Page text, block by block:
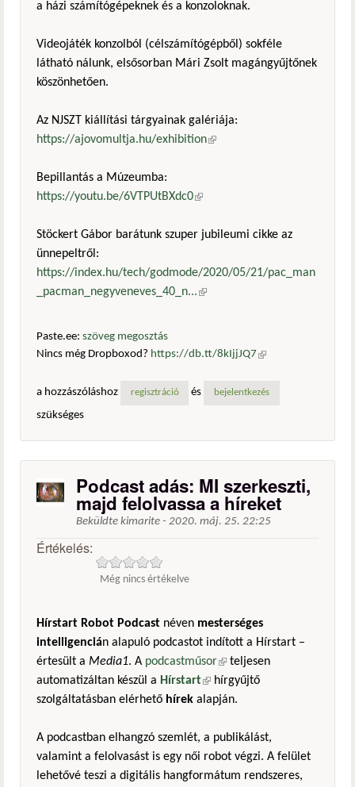
a házi számítógépeknek és a konzoloknak.
Videojáték konzolból (célszámítógépből) sokféle
látható nálunk, elsősorban Mári Zsolt magángyűjtőnek
köszönhetően.
Az NJSZT kiállítási tárgyainak galériája:
https://ajovomultja.hu/exhibition(külső hivatkozás)
Bepillantás a Múzeumba:
https://youtu.be/6VTPUtBXdc0(külső hivatkozás)
Stöckert Gábor barátunk szuper jubileumi cikke az
ünnepeltről:
https://index.hu/tech/godmode/2020/05/21/pac_man
_pacman_negyveneves_40_n...(külső hivatkozás)
Paste.ee: szöveg megosztás
Nincs még Dropboxod? https://db.tt/8kIjjJQ7 (külső
a hozzászóláshoz
regisztráció és bejelentkezés
szükséges
Podcast adás: MI szerkeszti,
majd felolvassa a híreket
Beküldte kimarite - 2020. máj. 25. 22:25
Értékelés:
Még nincs értékelve
Hírstart Robot Podcast néven mesterséges
intelligencián alapuló podcastot indított a Hírstart –
értesült a Media1. A podcastműsor(külső hivatkozás)
teljesen
automatizáltan készül a Hírstart(külső hivatkozás)
hírgyűjtő
szolgáltatásban elérhető hírek alapján.
A podcastban elhangzó szemlét, a publikálást,
valamint a felolvasást is egy női robot végzi. A felület
lehetővé teszi a digitális hangformátum rendszeres,